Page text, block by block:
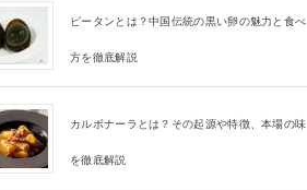
ピータンとは？中国伝統の黒い卵の魅力と食べ
方を徹底解説
カルボナーラとは？その起源や特徴、本場の味
を徹底解説